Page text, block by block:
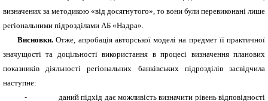
визначених за методикою «від досягнутого», то вони були перевиконані лише
регіональними підрозділами АБ «Надра».
Висновки. Отже, апробація авторської моделі на предмет її практичної
значущості та доцільності використання в процесі визначення планових
показників діяльності регіональних банківських підрозділів засвідчила
наступне:
-
даний підхід дає можливість визначити рівень відповідності